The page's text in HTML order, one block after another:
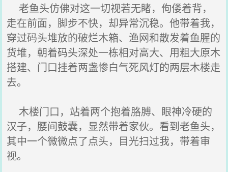
老鱼头仿佛对这一切视若无睹，佝偻着背，
走在前面，脚步不快，却异常沉稳。他带着我，
穿过码头堆放的破烂木箱、渔网和散发着鱼腥的
货堆，朝着码头深处一栋相对高大、用粗大原木
搭建、门口挂着两盏惨白气死风灯的两层木楼走
去。
木楼门口，站着两个抱着胳膊、眼神冷硬的
汉子，腰间鼓囊，显然带着家伙。看到老鱼头，
其中一个微微点了点头，目光扫过我，带着审
视。